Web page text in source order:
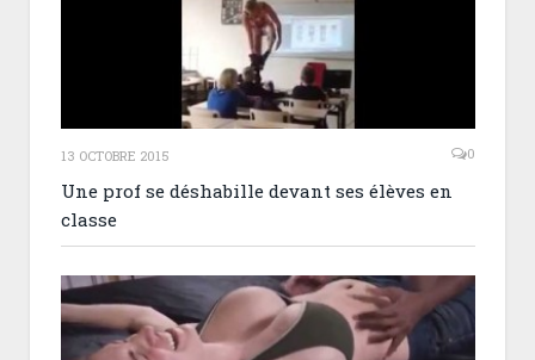
13 OCTOBRE 2015 0
Une prof se déshabille devant ses élèves en
classe